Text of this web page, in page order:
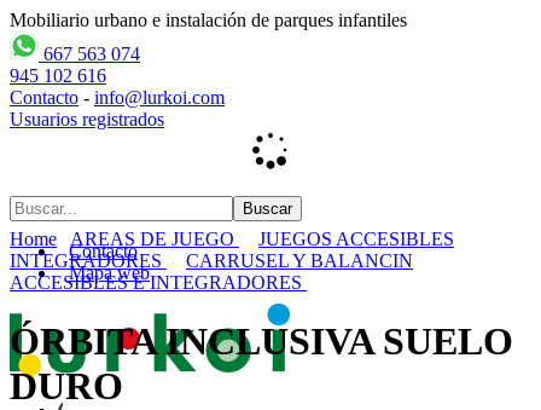
Mobiliario urbano e instalación de parques infantiles
667 563 074
945 102 616
Contacto - info@lurkoi.com
Usuarios registrados
Contacto
Mapa web
Home AREAS DE JUEGO
JUEGOS ACCESIBLES
INTEGRADORES
CARRUSEL Y BALANCIN
ACCESIBLES E INTEGRADORES
ÓRBITA INCLUSIVA SUELO
DURO